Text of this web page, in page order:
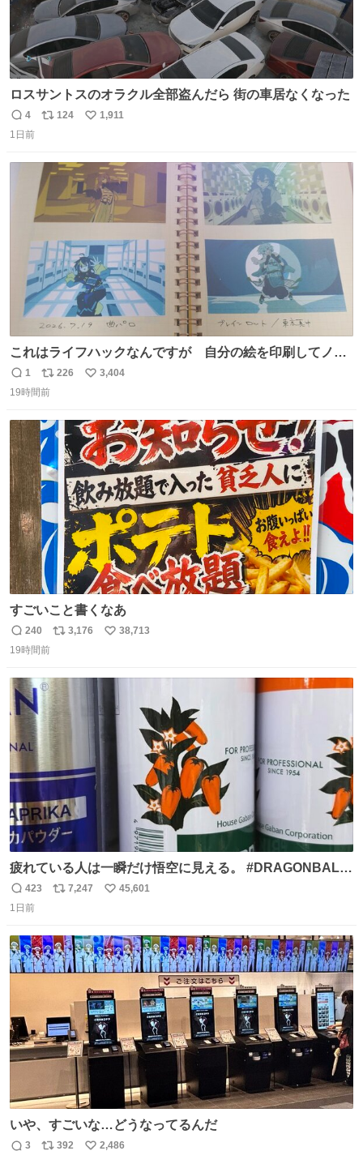
ロスサントスのオラクル全部盗んだら 街の車居なくなった
返
信
4
リ
ト
数
124
い
数
1,911
1日前
これはライフハックなんですが 自分の絵を印刷してノー
トに貼って日付とキャプションを一言添えると 結構健康に
いいです。
返
信
1
リ
ポ
ト
数
226
い
数
3,404
19時間前
すごいこと書くなあ
返
信
240
リ
ト
数
3,176
い
38,713
19時間前
疲れている人は一瞬だけ悟空に見える。 #DRAGONBALL
#ドラゴンボール
返
信
423
リ
ト
数
7,247
い
数
45,601
1日前
いや、すごいな…どうなってるんだ
3 392 2,486